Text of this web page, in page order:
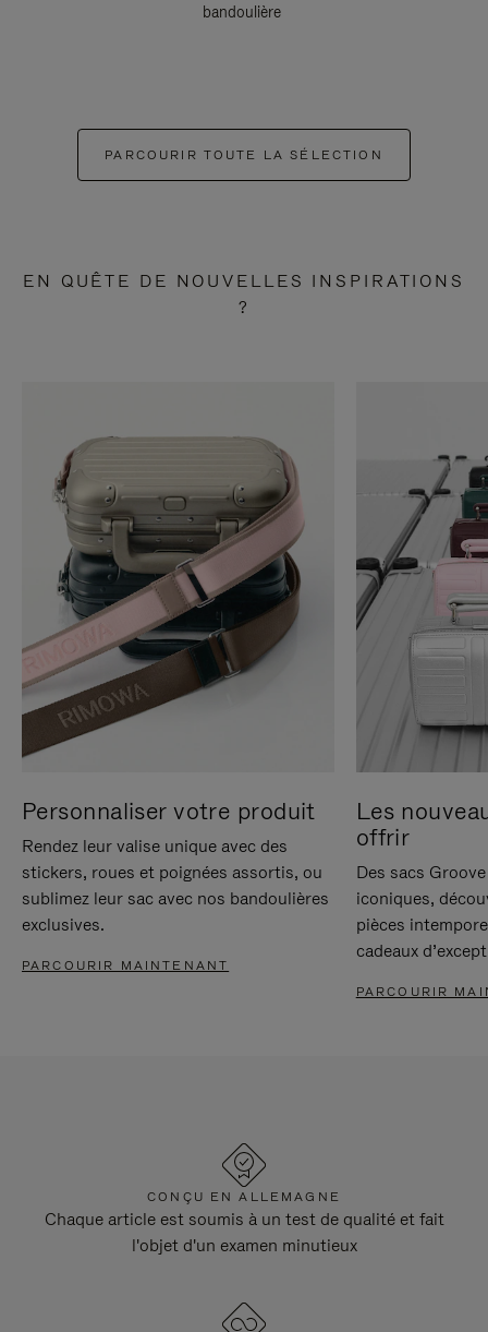
bandoulière
PARCOURIR TOUTE LA SÉLECTION
EN QUÊTE DE NOUVELLES INSPIRATIONS
?
Personnaliser votre produit
Rendez leur valise unique avec des
stickers, roues et poignées assortis, ou
sublimez leur sac avec nos bandoulières
exclusives.
PARCOURIR MAINTENANT
Les
offrir
Des sacs
iconiques,
pièces
cadeaux
PARCOURIR
CONÇU EN ALLEMAGNE
Chaque article est soumis à un test de qualité et fait
l'objet d'un examen minutieux